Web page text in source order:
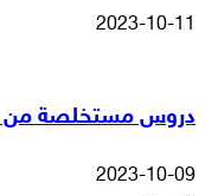
2023-10-11
دروس مستخلصة من
2023-10-09